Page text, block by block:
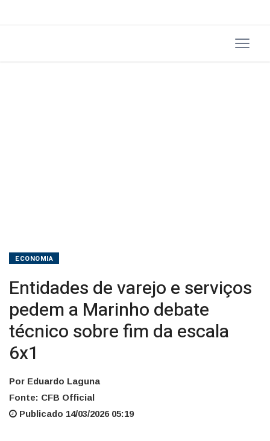
técnico
ECONOMIA
Entidades de varejo e serviços
pedem a Marinho debate
técnico sobre fim da escala
6x1
Por Eduardo Laguna
Fonte: CFB Official
Publicado 14/03/2026 05:19